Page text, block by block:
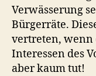
Verwässerung
Bürgerräte.
vertreten, wenn
Interessen des
aber kaum tut!